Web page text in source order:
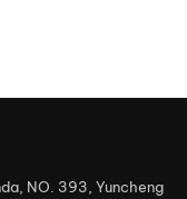
NO. 393, Yuncheng